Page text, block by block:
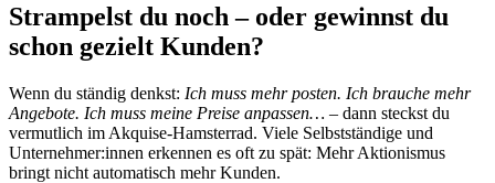
Strampelst du noch – oder gewinnst du
schon gezielt Kunden?
Wenn du ständig denkst: Ich muss mehr posten. Ich brauche mehr
Angebote. Ich muss meine Preise anpassen… – dann steckst du
vermutlich im Akquise-Hamsterrad. Viele Selbstständige und
Unternehmer:innen erkennen es oft zu spät: Mehr Aktionismus
bringt nicht automatisch mehr Kunden.